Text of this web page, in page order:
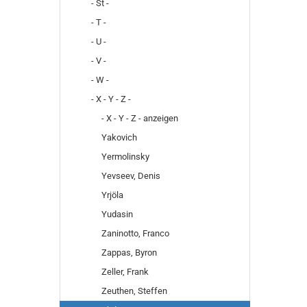
- St -
- T -
- U -
- V -
- W -
- X - Y - Z -
- X - Y - Z - anzeigen
Yakovich
Yermolinsky
Yevseev, Denis
Yrjöla
Yudasin
Zaninotto, Franco
Zappas, Byron
Zeller, Frank
Zeuthen, Steffen